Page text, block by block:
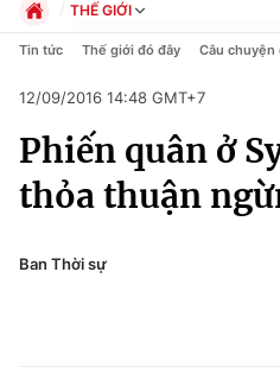
Chuyên mục
Chính trị
THẾ GIỚI
Chính trị
Pháp luật
Kinh tế
Thể thao
Truyền hình
Y tế
Tin tức Thế giới đó đây Câu chuyện
12/09/2016 14:48 GMT+7
Phiến quân ở
thỏa thuận
Ban Thời sự